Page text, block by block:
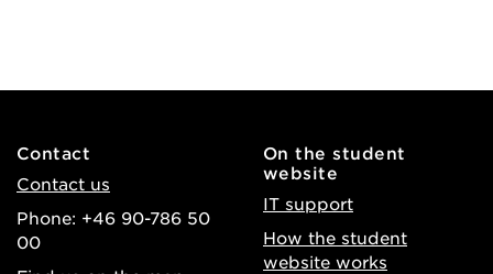
Contact
Contact us
Phone: +46 90-786 50
00
On the student
website
IT support
How the student
website works